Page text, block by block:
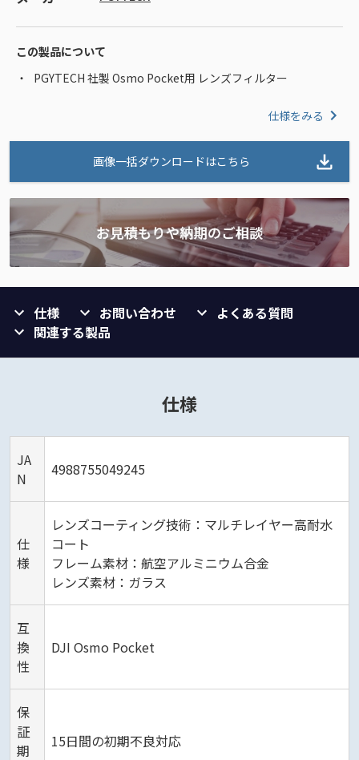
この製品について
PGYTECH 社製 Osmo Pocket用 レンズフィルター
仕様をみる
画像一括ダウンロードはこちら
仕様 お問い合わせ
よくある質問
関連する製品
仕様
JA
N
4988755049245
仕
様
レンズコーティング技術：マルチレイヤー高耐水
コート
フレーム素材：航空アルミニウム合金
レンズ素材：ガラス
互
換
性
DJI Osmo Pocket
保
証
期
15日間の初期不良対応